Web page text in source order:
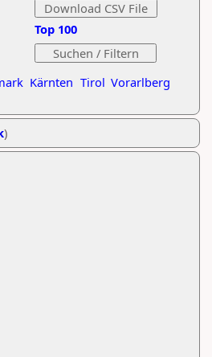
Kärnten Tirol Vorarlberg
Top 100
)